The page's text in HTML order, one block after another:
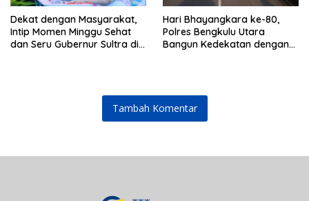
Dekat dengan Masyarakat,
Intip Momen Minggu Sehat
dan Seru Gubernur Sultra di
Hari Bhayangkara ke-80,
Polres Bengkulu Utara
Bangun Kedekatan dengan
Tambah Komentar